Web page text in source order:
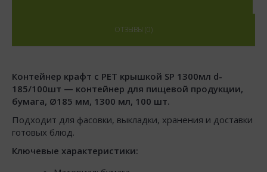
ОТЗЫВЫ (0)
Контейнер крафт с РЕТ крышкой SP 1300мл d-
185/100шт — контейнер для пищевой продукции,
бумага, Ø185 мм, 1300 мл, 100 шт.
Подходит для фасовки, выкладки, хранения и доставки
готовых блюд.
Ключевые характеристики: